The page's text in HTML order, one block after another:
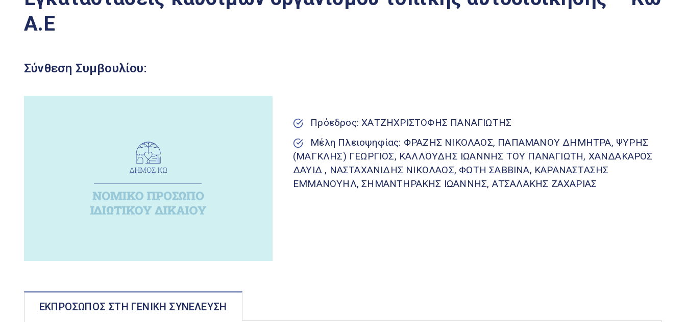
Α.Ε
Σύνθεση Συμβουλίου:
Πρόεδρος: ΧΑΤΖΗΧΡΙΣΤΟΦΗΣ ΠΑΝΑΓΙΩΤΗΣ
Μέλη Πλειοψηφίας: ΦΡΑΖΗΣ ΝΙΚΟΛΑΟΣ, ΠΑΠΑΜΑΝΟΥ ΔΗΜΗΤΡΑ, ΨΥΡΗΣ
(ΜΑΓΚΛΗΣ) ΓΕΩΡΓΙΟΣ, ΚΑΛΛΟΥΔΗΣ ΙΩΑΝΝΗΣ ΤΟΥ ΠΑΝΑΓΙΩΤΗ, ΧΑΝΔΑΚΑΡΟΣ
ΔΑΥΙΔ , ΝΑΣΤΑΧΑΝΙΔΗΣ ΝΙΚΟΛΑΟΣ, ΦΩΤΗ ΣΑΒΒΙΝΑ, ΚΑΡΑΝΑΣΤΑΣΗΣ
ΕΜΜΑΝΟΥΗΛ, ΣΗΜΑΝΤΗΡΑΚΗΣ ΙΩΑΝΝΗΣ, ΑΤΣΑΛΑΚΗΣ ΖΑΧΑΡΙΑΣ
ΕΚΠΡΟΣΩΠΟΣ ΣΤΗ ΓΕΝΙΚΗ ΣΥΝΕΛΕΥΣΗ